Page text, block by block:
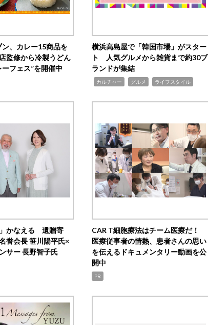
ン、カレー15商品を
監修から冷製うどん
ーフェス”を開催中
横浜高島屋で「韓国市場」がスター
ト 人気グルメから雑貨まで約30ブ
ランドが集結
カルチャー グルメ ライフスタイル
かなえる 遺贈寄
誉会長 笹川陽平氏×
サー 長野智子氏
CAR T細胞療法はチーム医療だ！
医療従事者の情熱、患者さんの思い
を伝えるドキュメンタリー動画を公
開中
PR